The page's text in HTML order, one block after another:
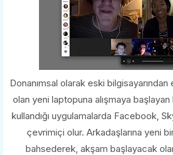
Donanımsal olarak eski bilgisayarından
olan yeni laptopuna alışmaya başlayan
kullandığı uygulamalarda Facebook,
çevrimiçi olur. Arkadaşlarına yeni
bahsederek, akşam başlayacak